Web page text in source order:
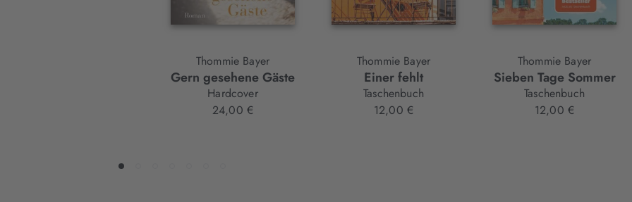
Thommie Bayer
Gern gesehene Gäste
Hardcover
24,00 €
Thommie Bayer
Einer fehlt
Taschenbuch
12,00 €
Thommie Bayer
Sieben Tage Sommer
Taschenbuch
12,00 €